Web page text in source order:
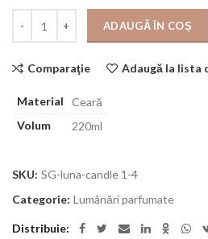
ADAUGĂ ÎN COȘ
Comparaţie Adaugă la lista
Material
Ceară
Volum
220ml
SKU: SG-luna-candle 1-4
Categorie: Lumânări parfumate
Distribuie